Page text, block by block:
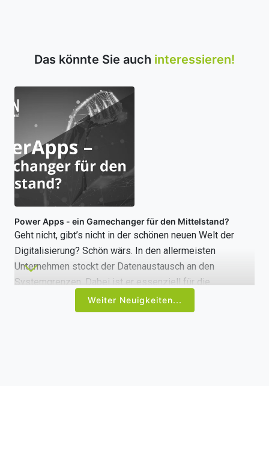
Das könnte Sie auch interessieren!
Power Apps - ein Gamechanger für den Mittelstand?
Geht nicht, gibt’s nicht in der schönen neuen Welt der
Digitalisierung? Schön wärs. In den allermeisten
Unternehmen stockt der Datenaustausch an den
Systemgrenzen. Dabei ist er essenziell für die
Umsetzung der digitalen Transformation und die
Automatisierung von Businessprozessen.
Weiter Neuigkeiten...